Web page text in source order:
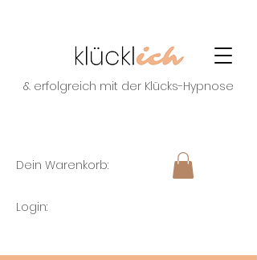
& erfolgreich mit der Klücks-Hypnose
Dein Warenkorb:
Login: